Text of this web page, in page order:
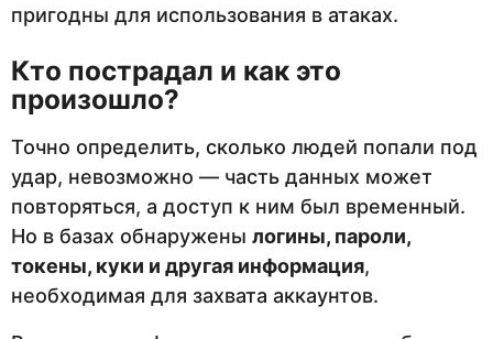
пригодны для использования в атаках.
Кто пострадал и как это
произошло?
Точно определить, сколько людей попали под
удар, невозможно — часть данных может
повторяться, а доступ к ним был временный.
Но в базах обнаружены логины, пароли,
токены, куки и другая информация,
необходимая для захвата аккаунтов.